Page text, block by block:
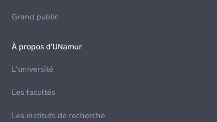
Grand public
À propos d'UNamur
L'université
Les facultés
Les instituts de recherche